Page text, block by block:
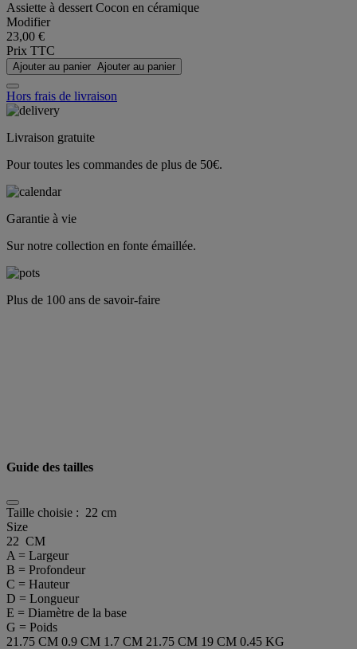
Assiette à dessert Cocon en céramique
Modifier
23,00 €
Prix TTC
Ajouter au panier Ajouter au panier
Hors frais de livraison
Livraison gratuite
Pour toutes les commandes de plus de 50€.
Garantie à vie
Sur notre collection en fonte émaillée.
Plus de 100 ans de savoir-faire
Guide des tailles
Taille choisie : 22 cm
Size
22 CM
A = Largeur
B = Profondeur
C = Hauteur
D = Longueur
E = Diamètre de la base
G = Poids
21.75 CM 0.9 CM 1.7 CM 21.75 CM 19 CM 0.45 KG